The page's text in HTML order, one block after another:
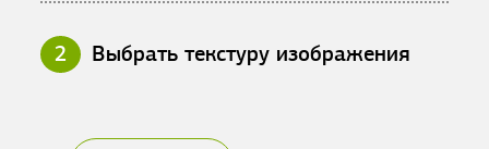
2 Выбрать текстуру изображения